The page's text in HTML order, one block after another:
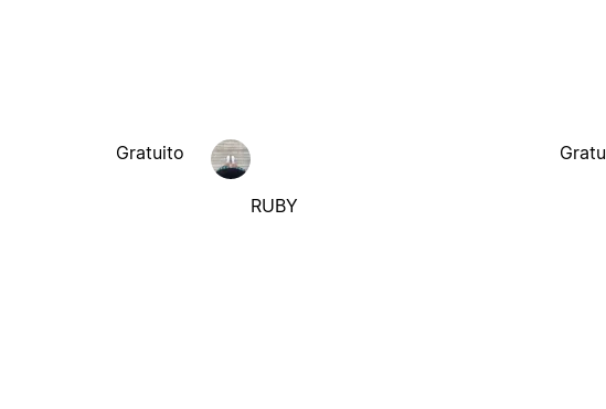
Gratuito
RUBY